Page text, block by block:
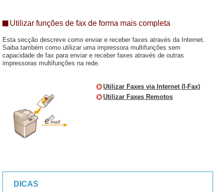
Utilizar funções de fax de forma mais completa
Esta secção descreve como enviar e receber faxes através da Internet.
Saiba também como utilizar uma impressora multifunções sem
capacidade de fax para enviar e receber faxes através de outras
impressoras multifunções na rede.
Utilizar Faxes via Internet (I-Fax)
Utilizar Faxes Remotos
DICAS